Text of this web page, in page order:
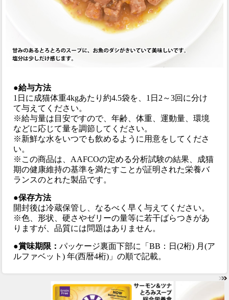
●給与方法
1日に成猫体重4kgあたり約4.5袋を、1日2～3回に分け
て与えてください。
※給与量は目安ですので、年齢、体重、運動量、環境
などに応じて量を調節してください。
※新鮮な水をいつでも飲めるように用意をしてくださ
い。
※この商品は、AAFCOの定める分析試験の結果、成猫
期の健康維持の基準を満たすことが証明された栄養バ
ランスのとれた製品です。
●保存方法
開封後は冷蔵保管し、なるべく早く与えてください。
※色、形状、硬さやゼリーの量等に若干ばらつきがあ
りますが、品質には問題はありません。
●賞味期限：パッケージ裏面下部に「BB：日(2桁) 月(ア
ルファベット) 年(西暦4桁)」の順で記載。